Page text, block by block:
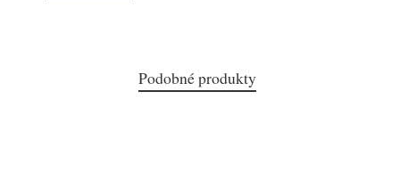
Podobné produkty